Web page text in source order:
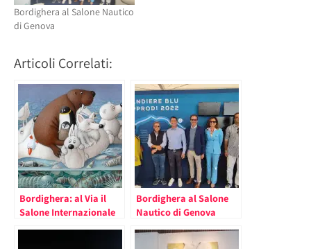
Bordighera al Salone Nautico
di Genova
Articoli Correlati:
Bordighera: al Via il
Salone Internazionale
Bordighera al Salone
Nautico di Genova